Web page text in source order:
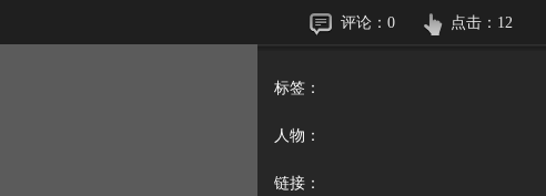
点击： 12
评论： 0
标签：
人物：
链接：